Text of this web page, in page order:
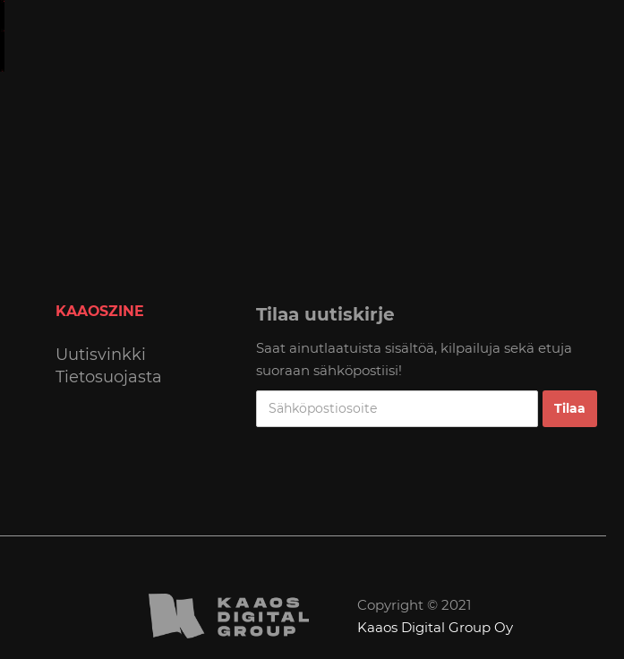
KAAOSZINE
Uutisvinkki
Tietosuojasta
Tilaa uutiskirje
Saat ainutlaatuista sisältöä, kilpailuja sekä etuja
suoraan sähköpostiisi!
Copyright © 2021
Kaaos Digital Group Oy